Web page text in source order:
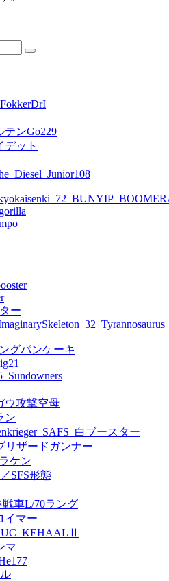
テンGo229
デット
ー
グパンケーキ
ウ攻撃空母
ン
白ブースター
リザードガンナー
ケン
SFS形態
戦車L/70ラング
イマー
マ